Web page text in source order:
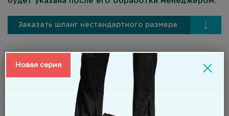
стойкий к повышенным температурам армированный
Заказать шланг нестандартного размера
Новая серия